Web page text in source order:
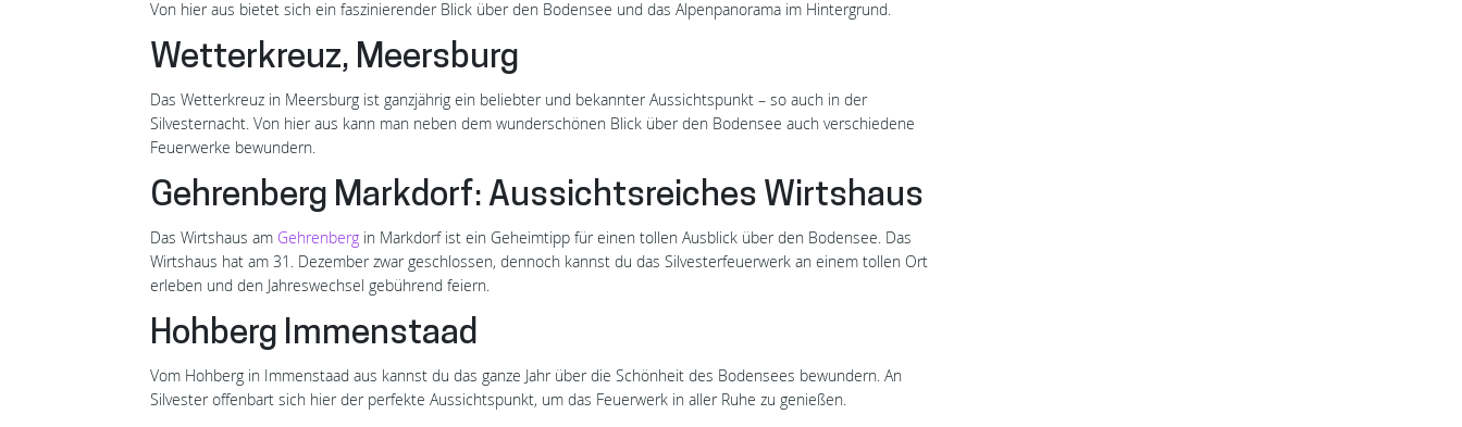
Von hier aus bietet sich ein faszinierender Blick über den Bodensee und das Alpenpanorama im Hintergrund.
Wetterkreuz, Meersburg
Das Wetterkreuz in Meersburg ist ganzjährig ein beliebter und bekannter Aussichtspunkt – so auch in der
Silvesternacht. Von hier aus kann man neben dem wunderschönen Blick über den Bodensee auch verschiedene
Feuerwerke bewundern.
Gehrenberg Markdorf: Aussichtsreiches Wirtshaus
Das Wirtshaus am Gehrenberg in Markdorf ist ein Geheimtipp für einen tollen Ausblick über den Bodensee. Das
Wirtshaus hat am 31. Dezember zwar geschlossen, dennoch kannst du das Silvesterfeuerwerk an einem tollen Ort
erleben und den Jahreswechsel gebührend feiern.
Hohberg Immenstaad
Vom Hohberg in Immenstaad aus kannst du das ganze Jahr über die Schönheit des Bodensees bewundern. An
Silvester offenbart sich hier der perfekte Aussichtspunkt, um das Feuerwerk in aller Ruhe zu genießen.